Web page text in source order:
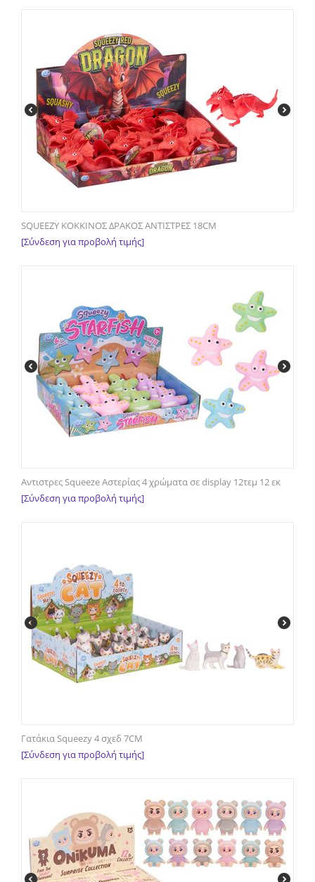
SQUEEZY ΚΟΚΚΙΝΟΣ ΔΡΑΚΟΣ ΑΝΤΙΣΤΡΕΣ 18CM
[Σύνδεση για προβολή τιμής]
Αντιστρες Squeeze Αστερίας 4 χρώματα σε display 12τεμ 12 εκ
[Σύνδεση για προβολή τιμής]
Γατάκια Squeezy 4 σχεδ 7CM
[Σύνδεση για προβολή τιμής]